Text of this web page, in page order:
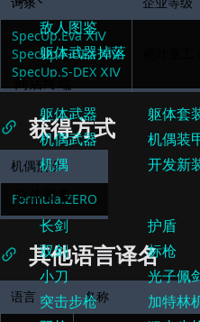
词条
企业等级
SpecUp.Eva ⅩⅣ
SpecUp.F-DEX ⅩⅣ
SpecUp.S-DEX ⅩⅣ
获得方式
机偶预设
Formula.ZERO
其他语言译名
语言
名称